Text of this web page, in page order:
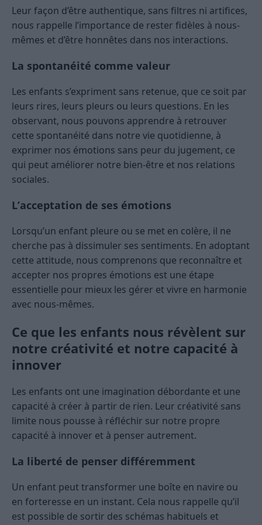
Leur façon d’être authentique, sans filtres ni artifices,
nous rappelle l’importance de rester fidèles à nous-
mêmes et d’être honnêtes dans nos interactions.
La spontanéité comme valeur
Les enfants s’expriment sans retenue, que ce soit par
leurs rires, leurs pleurs ou leurs questions. En les
observant, nous pouvons apprendre à retrouver
cette spontanéité dans notre vie quotidienne, à
exprimer nos émotions sans peur du jugement, ce
qui peut améliorer notre bien-être et nos relations
sociales.
L’acceptation de ses émotions
Lorsqu’un enfant pleure ou se met en colère, il ne
cherche pas à dissimuler ses sentiments. En adoptant
cette attitude, nous comprenons que reconnaître et
accepter nos propres émotions est une étape
essentielle pour mieux les gérer et vivre en harmonie
avec nous-mêmes.
Ce que les enfants nous révèlent sur
notre créativité et notre capacité à
innover
Les enfants ont une imagination débordante et une
capacité à créer à partir de rien. Leur créativité sans
limite nous pousse à réfléchir sur notre propre
capacité à innover et à penser autrement.
La liberté de penser différemment
Un enfant peut transformer une boîte en navire ou
en forteresse en un instant. Cela nous rappelle qu’il
est possible de sortir des schémas habituels et